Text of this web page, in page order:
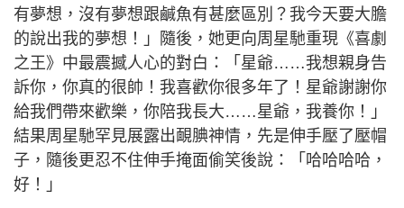
有夢想，沒有夢想跟鹹魚有甚麼區別？我今天要大膽
的說出我的夢想！」隨後，她更向周星馳重現《喜劇
之王》中最震撼人心的對白：「星爺……我想親身告
訴你，你真的很帥！我喜歡你很多年了！星爺謝謝你
給我們帶來歡樂，你陪我長大……星爺，我養你！」
結果周星馳罕見展露出靦腆神情，先是伸手壓了壓帽
子，隨後更忍不住伸手掩面偷笑後說：「哈哈哈哈，
好！」